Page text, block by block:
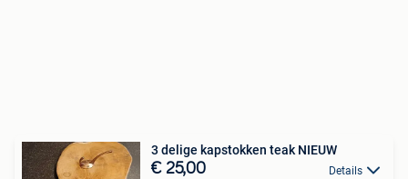
3 delige kapstokken teak NIEUW
€ 25,00 Details